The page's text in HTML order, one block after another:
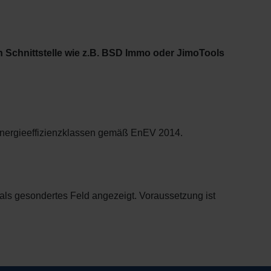
wie z.B. BSD Immo oder JimoTools
gemäß EnEV 2014.
gesondertes Feld angezeigt. Voraussetzung ist